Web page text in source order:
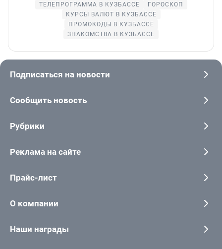
ТЕЛЕПРОГРАММА В КУЗБАССЕ
ГОРОСКОП
КУРСЫ ВАЛЮТ В КУЗБАССЕ
ПРОМОКОДЫ В КУЗБАССЕ
ЗНАКОМСТВА В КУЗБАССЕ
Подписаться на новости
Сообщить новость
Рубрики
Реклама на сайте
Прайс-лист
О компании
Наши награды